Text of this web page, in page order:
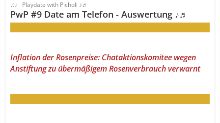
♫♩ Playdate with Picholi ♪♬
PwP #9 Date am Telefon - Auswertung ♪♬
Inflation der Rosenpreise: Chataktionskomitee wegen
Anstiftung zu übermäßigem Rosenverbrauch verwarnt